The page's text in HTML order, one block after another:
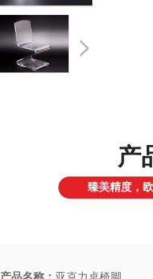
产
臻美精度，